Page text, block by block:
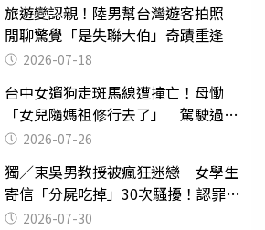
旅遊變認親！陸男幫台灣遊客拍照
閒聊驚覺「是失聯大伯」奇蹟重逢
2026-07-18
台中女遛狗走斑馬線遭撞亡！母慟
「女兒隨媽祖修行去了」 駕駛過失
致死判9月
2026-07-26
獨／東吳男教授被瘋狂迷戀 女學生
寄信「分屍吃掉」30次騷擾！認罪免
關 2026-07-30